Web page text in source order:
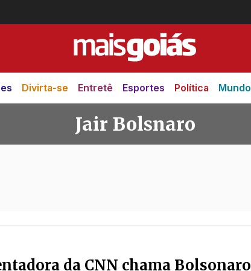
Divirta-se Entretê Esportes Política Mundo
Jair Bolsnaro
da CNN chama Bolsonaro